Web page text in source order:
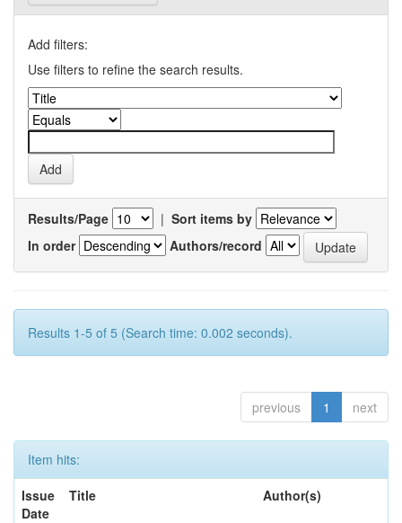
Add filters:
Use filters to refine the search results.
Results/Page | Sort items by
In order
Authors/record
Results 1-5 of 5 (Search time: 0.002 seconds).
previous 1 next
Item hits:
Issue
Date
Title Author(s)